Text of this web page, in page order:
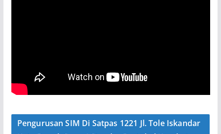
Pengurusan SIM Di Satpas 1221 Jl. Tole Iskandar